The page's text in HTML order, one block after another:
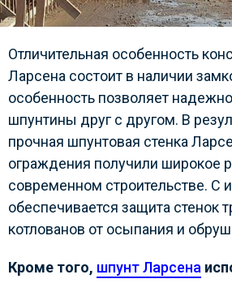
Отличительная особенность
Ларсена состоит в наличии
особенность позволяет
шпунтины друг с другом. В
прочная шпунтовая стенка
ограждения получили широкое
современном строительстве. С
обеспечивается защита стенок
котлованов от осыпания и
Кроме того, шпунт Ларсена